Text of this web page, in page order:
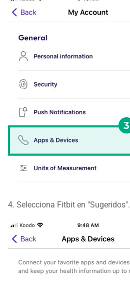
4. Selecciona Fitbit en "Sugeridos".